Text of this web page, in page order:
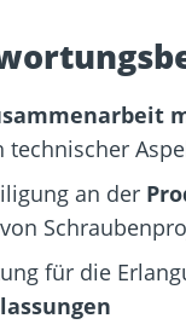
technischer
an der
für die